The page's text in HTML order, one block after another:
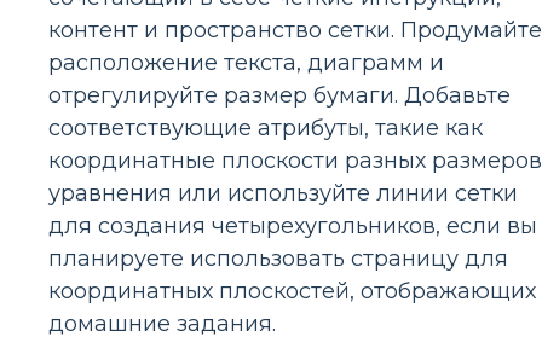
контент и пространство сетки. Продумайте
расположение текста, диаграмм и
отрегулируйте размер бумаги. Добавьте
соответствующие атрибуты, такие как
координатные плоскости разных
уравнения или используйте линии сетки
для создания четырехугольников, если вы
планируете использовать страницу для
координатных плоскостей, отображающих
домашние задания.